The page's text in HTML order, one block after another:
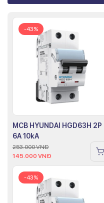
-43%
MCB HYUNDAI HGD63H 2P
6A 10kA
253.000VNĐ
145.000 VNĐ
-43%